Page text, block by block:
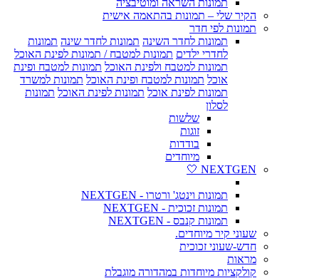
הקיר שלי – תמונות בהתאמה אישית
תמונות לפי חדר
תמונות לחדר השינה תמונות לחדר שינה תמונות
לחדרי ילדים תמונות למטבח / תמונות לפינת האוכל
תמונות למטבח ולפינת האוכל תמונות למטבח ופינת
אוכל תמונות למטבח ופינת האוכל תמונות למשרד
תמונות לפינת אוכל תמונות לפינת האוכל תמונות
לסלון
שלשות
זוגות
בודדות
מיוחדים
NEXTGEN 🤍
תמונות וינטג' ורטרו - NEXTGEN
תמונות זכוכית - NEXTGEN
תמונות קנבס - NEXTGEN
שעוני קיר מיוחדים.
חדש-שעוני זכוכית
מראות
קולקציות מיוחדות במהדורה מוגבלת